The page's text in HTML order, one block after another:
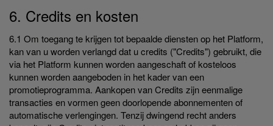
6. Credits en kosten
6.1 Om toegang te krijgen tot bepaalde diensten op het Platform,
kan van u worden verlangd dat u credits ("Credits") gebruikt, die
via het Platform kunnen worden aangeschaft of kosteloos
kunnen worden aangeboden in het kader van een
promotieprogramma. Aankopen van Credits zijn eenmalige
transacties en vormen geen doorlopende abonnementen of
automatische verlengingen. Tenzij dwingend recht anders